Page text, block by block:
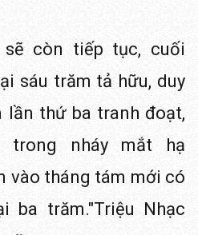
còn tiếp tục, cuối
sáu trăm tả hữu, duy
thứ ba tranh đoạt,
trong nháy mắt hạ
vào tháng tám mới có
trăm."Triệu Nhạc